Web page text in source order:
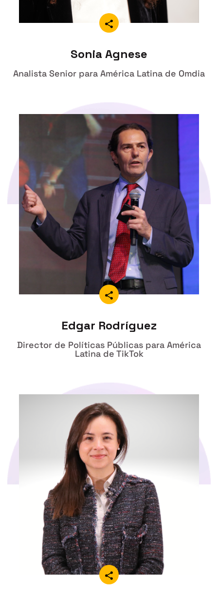
Sonia Agnese
Analista Senior para América Latina de Omdia
Edgar Rodríguez
Director de Políticas Públicas para América
Latina de TikTok